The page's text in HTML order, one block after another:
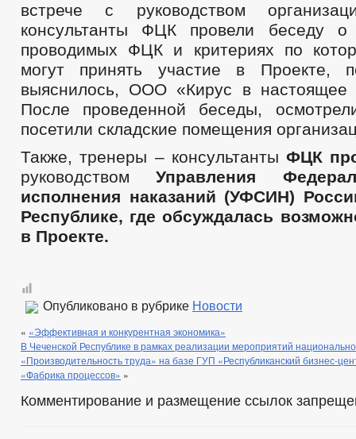
встрече с руководством
консультанты ФЦК провели беседу
проводимых ФЦК и критериях по
могут принять участие в Проекте,
выяснилось, ООО «Кирус в настоящее
После проведенной беседы,
посетили складские помещения
Также, тренеры – консультанты ФЦК
руководством Управления
исполнения наказаний (УФСИН)
Республике, где обсуждалась
в Проекте.
Опубликовано в рубрике Новости
« «Эффективная и конкурентная экономика»
В Чеченской Республике в рамках реализации мероприятий
«Производительность труда» на базе ГУП «Республиканский бизнес-
«Фабрика процессов» »
Комментирование и размещение ссылок